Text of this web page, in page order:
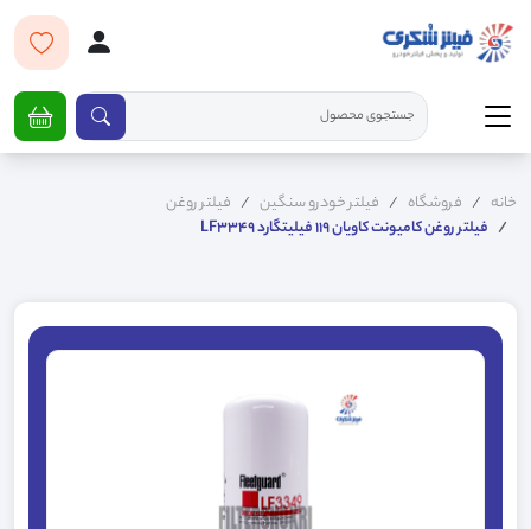
خانه فروشگاه فیلتر خودرو سنگین
فیلتر روغن
فیلتر روغن کامیونت کاویان 119 فیلیتگارد LF3349